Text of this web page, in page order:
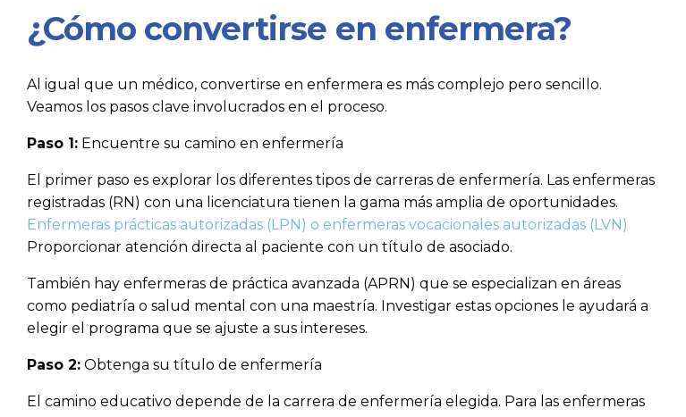
¿Cómo convertirse en enfermera?
Al igual que un médico, convertirse en enfermera es más complejo pero sencillo.
Veamos los pasos clave involucrados en el proceso.
Paso 1: Encuentre su camino en enfermería
El primer paso es explorar los diferentes tipos de carreras de enfermería. Las enfermeras
registradas (RN) con una licenciatura tienen la gama más amplia de oportunidades.
Enfermeras prácticas autorizadas (LPN) o enfermeras vocacionales autorizadas (LVN)
Proporcionar atención directa al paciente con un título de asociado.
También hay enfermeras de práctica avanzada (APRN) que se especializan en áreas
como pediatría o salud mental con una maestría. Investigar estas opciones le ayudará a
elegir el programa que se ajuste a sus intereses.
Paso 2: Obtenga su título de enfermería
El camino educativo depende de la carrera de enfermería elegida. Para las enfermeras